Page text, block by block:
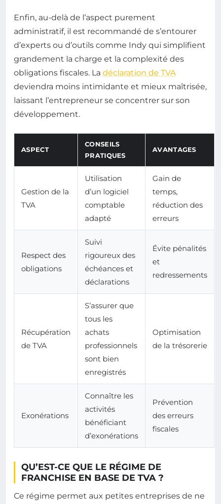
Enfin, au-delà de l’aspect purement
administratif, il est recommandé de s’entourer
d’experts ou d’outils comme Indy qui simplifient
grandement la charge et la complexité des
obligations fiscales. La déclaration de TVA
deviendra moins intimidante et mieux maîtrisée,
laissant l’entrepreneur se concentrer sur son
développement.
ASPECT
CONSEILS
PRATIQUES
AVANTAGES
Gestion de la
TVA
Utilisation
d’un logiciel
comptable
adapté
Gain de
temps,
réduction des
erreurs
Respect des
obligations
Suivi
rigoureux des
échéances et
déclarations
Évite pénalités
et
redressements
Récupération
de TVA
S’assurer que
tous les
achats
professionnels
sont bien
enregistrés
Optimisation
de la trésorerie
Exonérations
Connaître les
activités
bénéficiant
d’exonérations
Prévention
des erreurs
fiscales
QU’EST-CE QUE LE RÉGIME DE
FRANCHISE EN BASE DE TVA ?
Ce régime permet aux petites entreprises de ne